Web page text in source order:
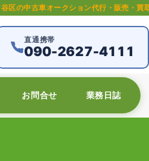
ン代行・販売・買取専門店。USS・ア
直通携帯
090-2627-4111
お問合せ 業務日誌